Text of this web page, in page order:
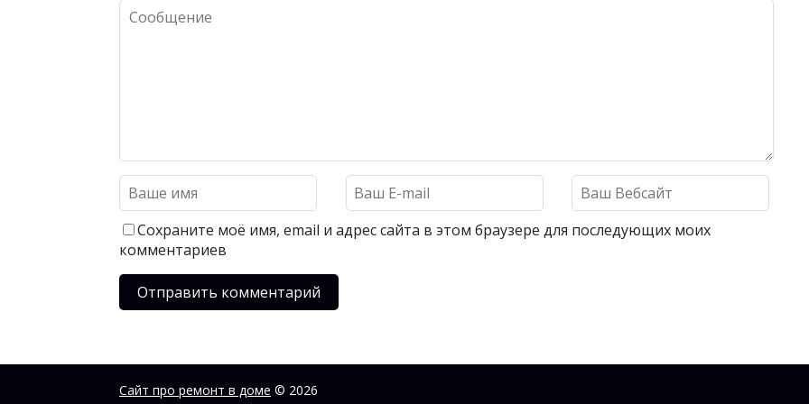
Сохраните моё имя, email и адрес сайта в этом браузере для последующих моих
комментариев
Сайт про ремонт в доме © 2026